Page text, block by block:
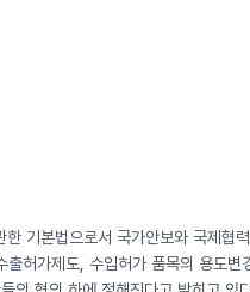
기본법으로서 국가안보와 국제협
허가제도, 수입허가 품목의 용도